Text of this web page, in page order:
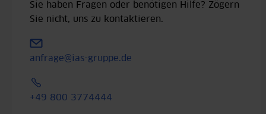
Sie haben Fragen oder benötigen Hilfe? Zögern
Sie nicht, uns zu kontaktieren.
anfrage@ias-gruppe.de
+49 800 3774444